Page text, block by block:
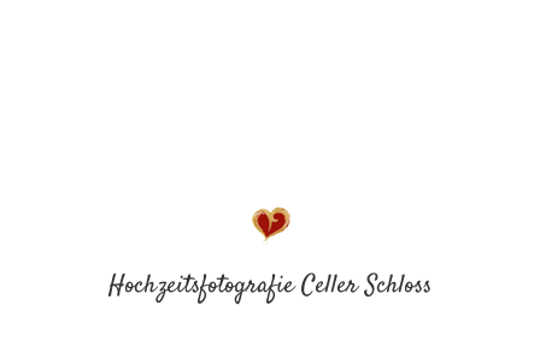
Hochzeitsfotografie Celler Schloss